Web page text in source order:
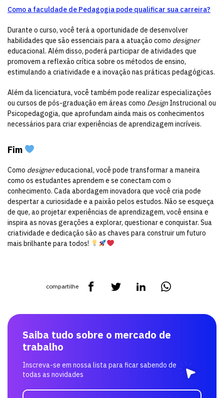
Como a faculdade de Pedagogia pode qualificar sua carreira?
Durante o curso, você terá a oportunidade de desenvolver
habilidades que são essenciais para a atuação como designer
educacional. Além disso, poderá participar de atividades que
promovem a reflexão crítica sobre os métodos de ensino,
estimulando a criatividade e a inovação nas práticas pedagógicas.
Além da licenciatura, você também pode realizar especializações
ou cursos de pós-graduação em áreas como Design Instrucional ou
Psicopedagogia, que aprofundam ainda mais os conhecimentos
necessários para criar experiências de aprendizagem incríveis.
Fim
Como designereducacional, você pode transformar a maneira
como os estudantes aprendem e se conectam com o
conhecimento. Cada abordagem inovadora que você cria pode
despertar a curiosidade e a paixão pelos estudos. Não se esqueça
de que, ao projetar experiências de aprendizagem, você ensina e
inspira as novas gerações a explorar, questionar e conquistar. Sua
criatividade e dedicação são as chaves para construir um futuro
mais brilhante para todos!
compartilhe
Saiba tudo sobre o mercado de
trabalho
Inscreva-se em nossa lista para ficar sabendo de
todas as novidades